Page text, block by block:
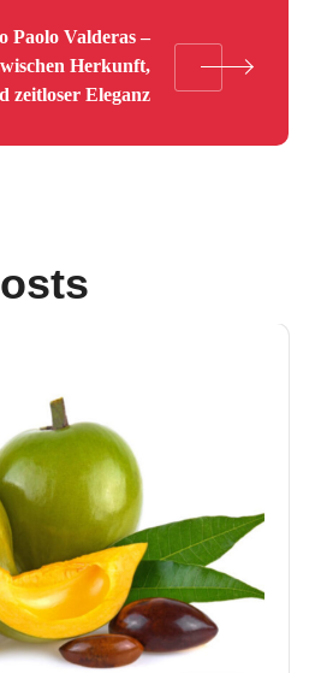
Paolo Valderas –
Herkunft,
zeitloser Eleganz